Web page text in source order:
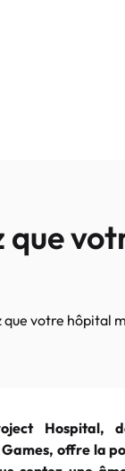
que
que votre hôpital
Hospital,
offre la